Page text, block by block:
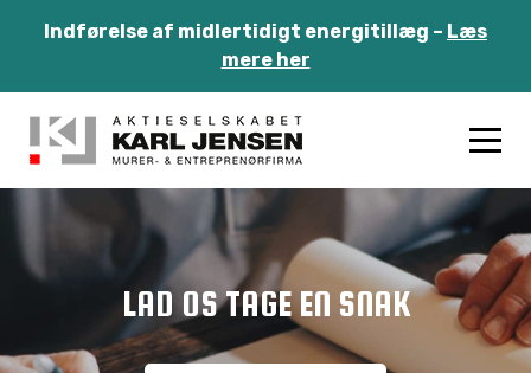
Indførelse af midlertidigt energitillæg – Læs
mere her
LAD OS TAGE EN SNAK